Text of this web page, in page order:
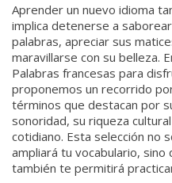
Aprender un nuevo idioma
implica detenerse a
palabras, apreciar sus
maravillarse con su belleza.
Palabras francesas para
proponemos un recorrido
términos que destacan por
sonoridad, su riqueza
cotidiano. Esta selección no
ampliará tu vocabulario, sino
también te permitirá